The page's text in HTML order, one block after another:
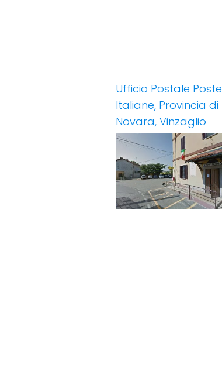
Ufficio Postale Poste
Italiane, Provincia di
Novara, Vinzaglio